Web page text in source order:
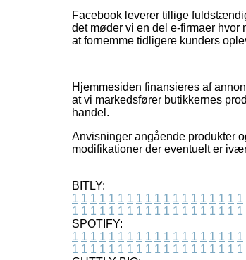
Facebook leverer tillige
det møder vi en del e-firmaer hvor
at fornemme tidligere kunders
Hjemmesiden finansieres af
at vi markedsfører butikkernes
handel.
Anvisninger angående produkter
modifikationer der eventuelt er
BITLY:
1 1 1 1 1 1 1 1 1 1 1 1 1 1 1 1 1 1 1
1 1 1 1 1 1 1 1 1 1 1 1 1 1 1 1 1 1 1
SPOTIFY:
1 1 1 1 1 1 1 1 1 1 1 1 1 1 1 1 1 1 1
1 1 1 1 1 1 1 1 1 1 1 1 1 1 1 1 1 1 1